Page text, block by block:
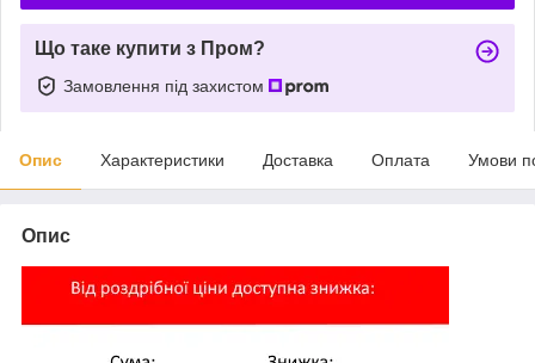
Що таке купити з Пром?
Замовлення під захистом
Опис Характеристики Доставка Оплата Умови
Опис